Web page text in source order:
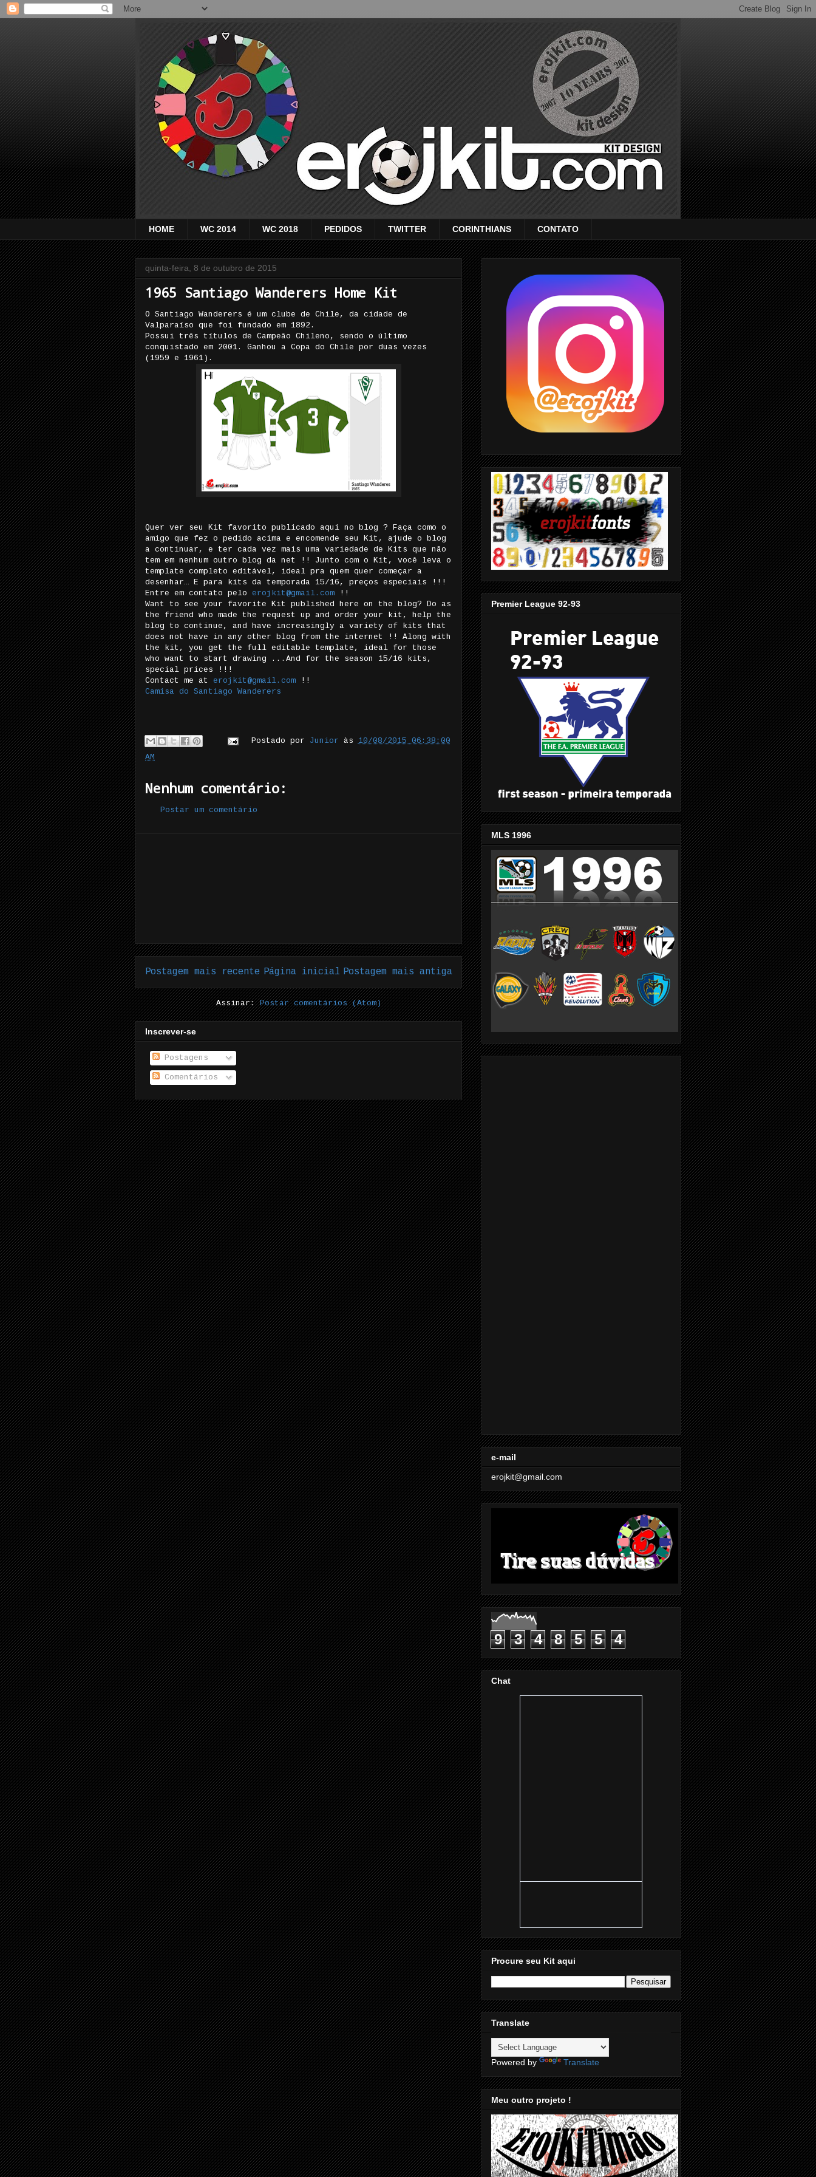
HOME WC 2014 WC 2018 PEDIDOS TWITTER CORINTHIANS CONTATO
quinta-feira, 8 de outubro de 2015
1965 Santiago Wanderers Home Kit
O Santiago Wanderers é um clube de Chile, da cidade de
Valparaíso que foi fundado em 1892.
Possui três títulos de Campeão Chileno, sendo o último
conquistado em 2001. Ganhou a Copa do Chile por duas vezes
(1959 e 1961).
Quer ver seu Kit favorito publicado aqui no blog ? Faça como o
amigo que fez o pedido acima e encomende seu Kit, ajude o blog
a continuar, e ter cada vez mais uma variedade de Kits que não
tem em nenhum outro blog da net !! Junto com o Kit, você leva o
template completo editável, ideal pra quem quer começar a
desenhar… E para kits da temporada 15/16, preços especiais !!!
Entre em contato pelo erojkit@gmail.com !!
Want to see your favorite Kit published here on the blog? Do as
the friend who made the request up and order your kit, help the
blog to continue, and have increasingly a variety of kits that
does not have in any other blog from the internet !! Along with
the kit, you get the full editable template, ideal for those
who want to start drawing ...And for the season 15/16 kits,
special prices !!!
Contact me at erojkit@gmail.com !!
Camisa do Santiago Wanderers
Postado por Junior às 10/08/2015 06:38:00
AM
Nenhum comentário:
Postar um comentário
Postagem mais recente Postagem mais antiga
Página inicial
Assinar:Postar comentários (Atom)
Inscrever-se
Postagens
Comentários
Premier League 92-93
MLS 1996
e-mail
erojkit@gmail.com
9 3 4 8 5 5 4
Chat
Procure seu Kit aqui
Translate
Powered by Translate
Meu outro projeto !